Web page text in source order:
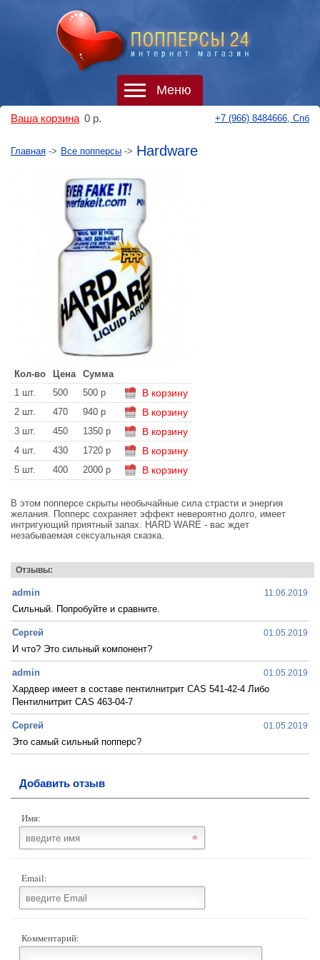
Меню
Ваша корзина 0 р. +7 (966) 8484666, Спб
Главная -> Все попперсы -> Hardware
Кол-во Цена
Сумма
1 шт.
500 500 р В корзину
2 шт. 470 940 р В корзину
3 шт. 450 1350 р В корзину
4 шт. 430 1720 р В корзину
5 шт. 400 2000 р В корзину
В этом попперсе скрыты необычайные сила страсти и энергия
желания. Попперс сохраняет эффект невероятно долго, имеет
интригующий приятный запах. HARD WARE - вас ждет
незабываемая сексуальная сказка.
Отзывы:
admin 11.06.2019
Сильный. Попробуйте и сравните.
Сергей 01.05.2019
И что? Это сильный компонент?
admin 01.05.2019
Хардвер имеет в составе пентилнитрит CAS 541-42-4 Либо
Пентилнитрит CAS 463-04-7
Сергей 01.05.2019
Это самый сильный попперс?
Добавить отзыв
Имя:
Email:
Комментарий: